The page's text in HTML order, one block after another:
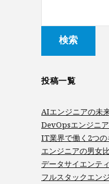
投稿一覧
AIエンジニアの未
DevOpsエンジニ
IT業界で働く2つ
エンジニアの男女
データサイエンテ
フルスタックエン